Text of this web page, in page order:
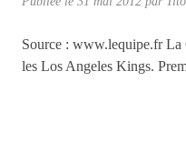
Source : www.lequipe.fr La
les Los Angeles Kings.